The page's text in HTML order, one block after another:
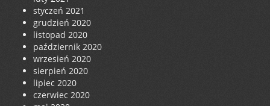
styczeń 2021
grudzień 2020
listopad 2020
październik 2020
wrzesień 2020
sierpień 2020
lipiec 2020
czerwiec 2020